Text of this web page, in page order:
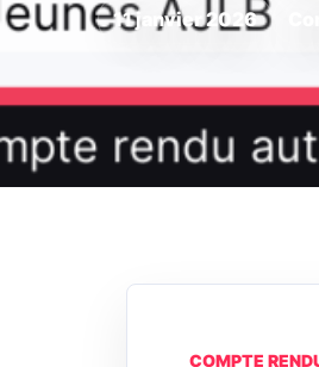
11 janvier 2026
COMPTE